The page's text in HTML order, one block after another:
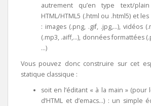
autrement qu’en type text/
HTML/HTML5 (.html ou .html5) et
: images (.png, .gif, .jpg,…), vidéos
(.mp3, .aiff,…), données formattées
…)
Vous pouvez donc construire sur cet
statique classique :
soit en l’éditant « à la main »
d’HTML et d’emacs…) : un